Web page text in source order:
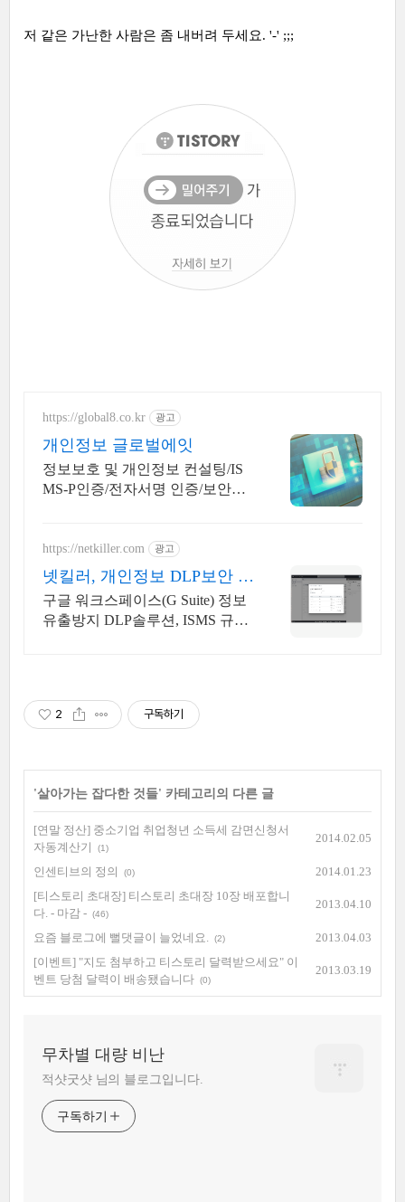
저 같은 가난한 사람은 좀 내버려 두세요. '-' ;;;
https://global8.co.kr 광고
개인정보 글로벌에잇
정보보호 및 개인정보 컨설팅/IS
MS-P인증/전자서명 인증/보안성
https://netkiller.com 광고
넷킬러, 개인정보 DLP보안 국
제표준규격 ISO 인증기업
구글 워크스페이스(G Suite) 정보
유출방지 DLP솔루션, ISMS 규정
2 구독하기
'살아가는 잡다한 것들' 카테고리의 다른 글
[연말 정산] 중소기업 취업청년 소득세 감면신청서
자동계산기
(1)
2014.02.05
인센티브의 정의 (0)
2014.01.23
[티스토리 초대장] 티스토리 초대장 10장 배포합니
다. - 마감 - (46)
2013.04.10
요즘 블로그에 뻘댓글이 늘었네요. (2)
2013.04.03
[이벤트] "지도 첨부하고 티스토리 달력받으세요" 이
벤트 당첨 달력이 배송됐습니다 (0)
2013.03.19
무차별 대량 비난
적샷굿샷 님의 블로그입니다.
구독하기